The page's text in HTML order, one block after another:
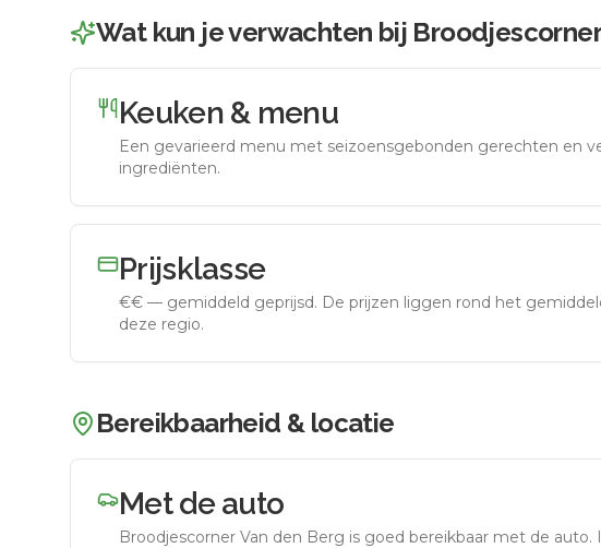
Wat kun je verwachten bij
Keuken & menu
Een gevarieerd menu met seizoensgebonden gerechten en
ingrediënten.
Prijsklasse
€€ — gemiddeld geprijsd. De prijzen liggen rond het
deze regio.
Bereikbaarheid & locatie
Met de auto
Broodjescorner Van den Berg is goed bereikbaar met de auto.